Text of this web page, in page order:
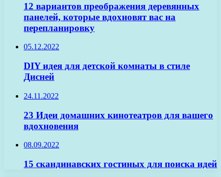
12 вариантов преображения деревянных
панелей, которые вдохновят вас на
перепланировку
05.12.2022
DIY идея для детской комнаты в стиле
Дисней
24.11.2022
23 Идеи домашних кинотеатров для вашего
вдохновения
08.09.2022
15 скандинавских гостиных для поиска идей